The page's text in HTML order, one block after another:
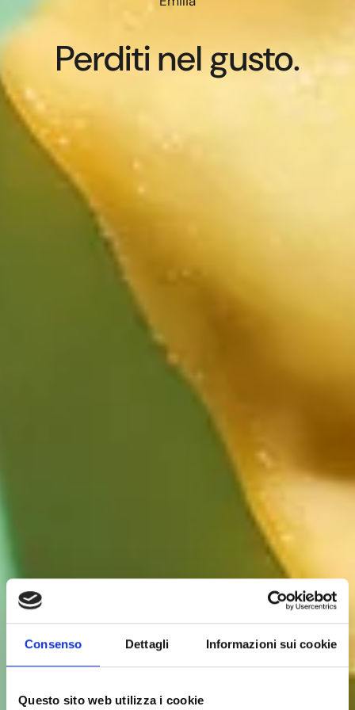
Consenso Dettagli Informazioni sui cookie
Questo sito web utilizza i cookie
Perditi nel gusto.